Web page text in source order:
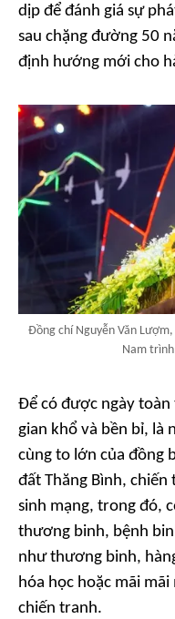
dịp để đánh giá sự
sau chặng đường 50
định hướng mới cho
Đồng chí Nguyễn Văn
Nam
Để có được ngày
gian khổ và bền bỉ, là
cùng to lớn của đồng
đất Thăng Bình,
sinh mạng, trong đó,
thương binh, bệnh
như thương binh,
hóa học hoặc mãi
chiến tranh.